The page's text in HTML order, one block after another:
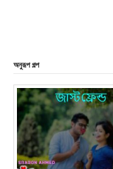
অনুরূপ গল্প